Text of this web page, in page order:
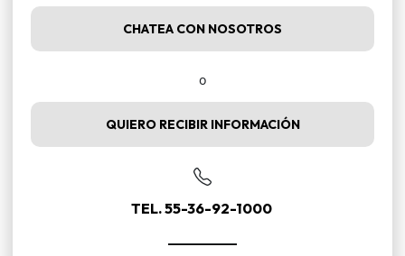
CHATEA CON NOSOTROS
o
QUIERO RECIBIR INFORMACIÓN
TEL. 55-36-92-1000